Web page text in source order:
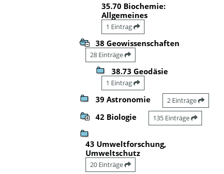
35.70 Biochemie:
Allgemeines
1 Eintrag
38 Geowissenschaften
28 Einträge
38.73 Geodäsie
1 Eintrag
39 Astronomie 2 Einträge
42 Biologie 135 Einträge
43 Umweltforschung,
Umweltschutz
20 Einträge